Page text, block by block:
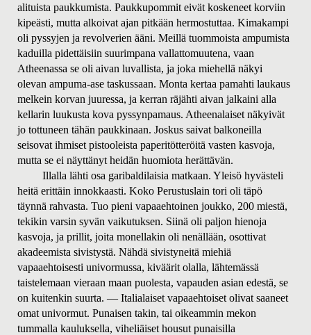
alituista paukkumista. Paukkupommit eivät koskeneet korviin
kipeästi, mutta alkoivat ajan pitkään hermostuttaa. Kimakampi
oli pyssyjen ja revolverien ääni. Meillä tuommoista ampumista
kaduilla pidettäisiin suurimpana vallattomuutena, vaan
Atheenassa se oli aivan luvallista, ja joka miehellä näkyi
olevan ampuma-ase taskussaan. Monta kertaa pamahti laukaus
melkein korvan juuressa, ja kerran räjähti aivan jalkaini alla
kellarin luukusta kova pyssynpamaus. Atheenalaiset näkyivät
jo tottuneen tähän paukkinaan. Joskus saivat balkoneilla
seisovat ihmiset pistooleista paperitötteröitä vasten kasvoja,
mutta se ei näyttänyt heidän huomiota herättävän.
Illalla lähti osa garibaldilaisia matkaan. Yleisö hyvästeli
heitä erittäin innokkaasti. Koko Perustuslain tori oli täpö
täynnä rahvasta. Tuo pieni vapaaehtoinen joukko, 200 miestä,
tekikin varsin syvän vaikutuksen. Siinä oli paljon hienoja
kasvoja, ja prillit, joita monellakin oli nenällään, osottivat
akadeemista sivistystä. Nähdä sivistyneitä miehiä
vapaaehtoisesti univormussa, kiväärit olalla, lähtemässä
taistelemaan vieraan maan puolesta, vapauden asian edestä, se
on kuitenkin suurta. — Italialaiset vapaaehtoiset olivat saaneet
omat univormut. Punaisen takin, tai oikeammin mekon
tummalla kauluksella, viheliäiset housut punaisilla